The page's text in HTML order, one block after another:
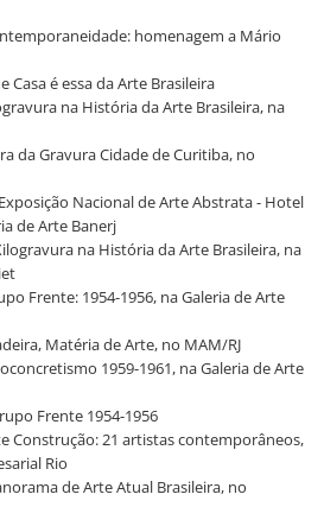
homenagem a Mário
Casa é essa da Arte Brasileira
na História da Arte Brasileira, na
da Gravura Cidade de Curitiba, no
Exposição Nacional de Arte Abstrata - Hotel
de Arte Banerj
na História da Arte Brasileira, na
Frente: 1954-1956, na Galeria de Arte
Matéria de Arte, no MAM/RJ
1959-1961, na Galeria de Arte
Frente 1954-1956
Construção: 21 artistas contemporâneos,
Rio
de Arte Atual Brasileira, no